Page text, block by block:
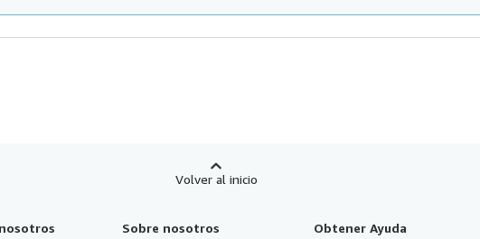
Volver al inicio
Sobre nosotros Obtener Ayuda